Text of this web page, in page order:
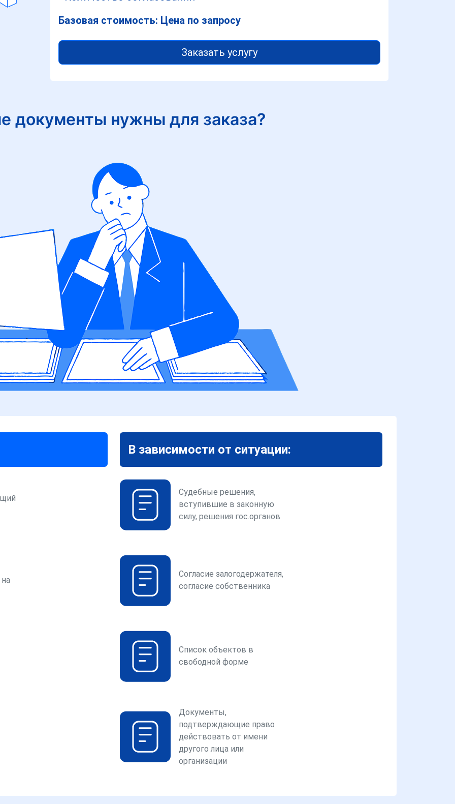
Базовая стоимость: Цена по запросу
Заказать услугу
документы нужны для заказа?
В зависимости от ситуации:
Судебные решения,
вступившие в законную
силу, решения гос.органов
Согласие залогодержателя,
согласие собственника
Список объектов в
свободной форме
Документы,
подтверждающие право
действовать от имени
другого лица или
организации